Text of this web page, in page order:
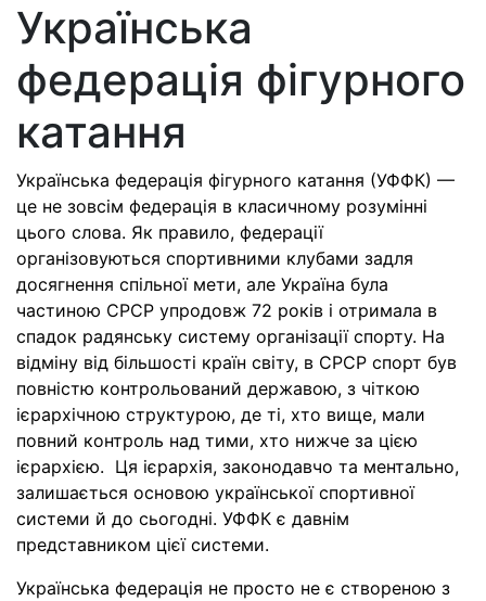
Українська
федерація фігурного
катання
Українська федерація фігурного катання (УФФК) —
це не зовсім федерація в класичному розумінні
цього слова. Як правило, федерації
організовуються спортивними клубами задля
досягнення спільної мети, але Україна була
частиною СРСР упродовж 72 років і отримала в
спадок радянську систему організації спорту. На
відміну від більшості країн світу, в СРСР спорт був
повністю контрольований державою, з чіткою
ієрархічною структурою, де ті, хто вище, мали
повний контроль над тими, хто нижче за цією
ієрархією. Ця ієрархія, законодавчо та ментально,
залишається основою української спортивної
системи й до сьогодні. УФФК є давнім
представником цієї системи.
Українська федерація не просто не є створеною з